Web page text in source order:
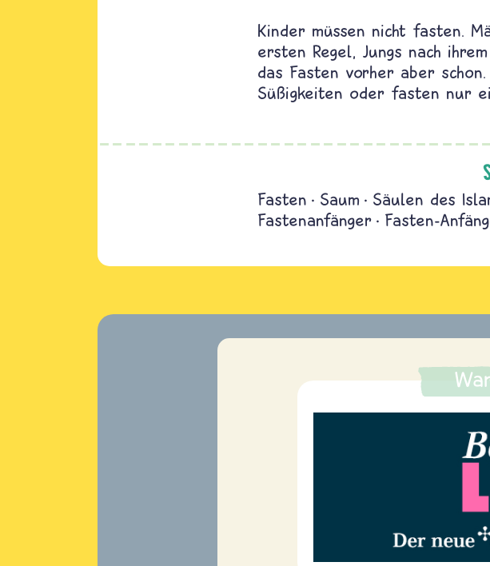
Kinder müssen nicht fasten.
ersten Regel, Jungs nach
das Fasten vorher aber
Süßigkeiten oder fasten nur
Fasten Saum Säulen des
Fastenanfänger
Fasten-